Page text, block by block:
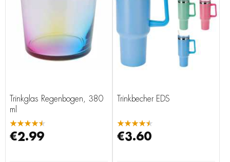
Trinkglas Regenbogen, 380
ml
★★★★★
€2.99
Trinkbecher EDS
★★★★★
€3.60